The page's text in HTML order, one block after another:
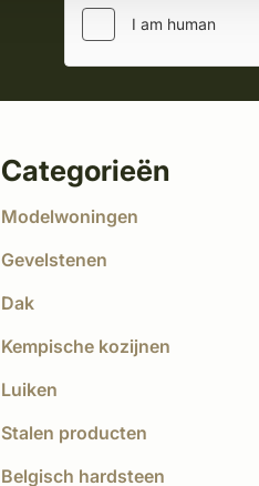
Categorieën
Modelwoningen
Gevelstenen
Dak
Kempische kozijnen
Luiken
Stalen producten
Belgisch hardsteen